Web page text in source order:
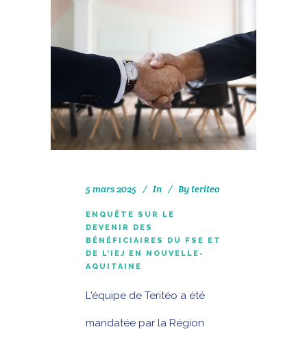
5 mars 2025 In Byteriteo
ENQUÊTE SUR LE
DEVENIR DES
BÉNÉFICIAIRES DU FSE ET
DE L’IEJ EN NOUVELLE-
AQUITAINE
L'équipe de Teritéo a été
mandatée par la Région